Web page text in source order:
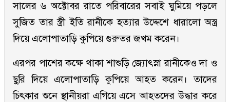
সালের ৬ অক্টোবর রাতে পরিবারের সবাই ঘুমিয়ে পড়লে
সুজিত তার স্ত্রী ইতি রানীকে হত্যার উদ্দেশে ধারালো অস্ত্র
দিয়ে এলোপাতাড়ি কুপিয়ে গুরুতর জখম করেন।
এরপর পাশের কক্ষে থাকা শাশুড়ি জ্যোৎস্না রানীকেও দা ও
ছুরি দিয়ে এলোপাতাড়ি কুপিয়ে আহত করেন। তাদের
চিৎকার শুনে স্থানীয়রা এগিয়ে এসে আহতদের উদ্ধার করে